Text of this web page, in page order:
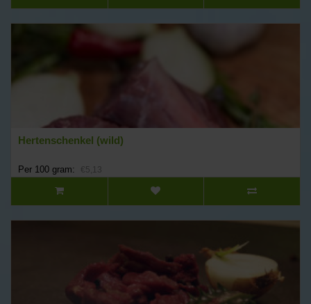
Hertenschenkel (wild)
Per 100 gram: €5,13